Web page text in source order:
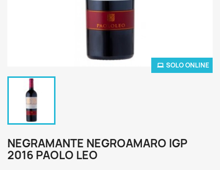
SOLO ONLINE
NEGRAMANTE NEGROAMARO IGP
2016 PAOLO LEO